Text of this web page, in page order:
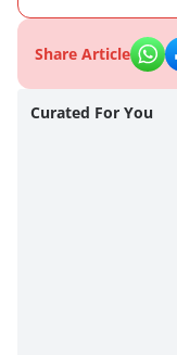
Share Article
Curated For You